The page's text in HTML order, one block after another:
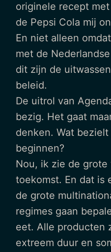
originele recept
de Pepsi Cola mij
En niet alleen
met de
dit zijn de
beleid.
De uitrol van
bezig. Het gaat
denken. Wat
beginnen?
Nou, ik zie de grote
toekomst. En dat is
de grote
regimes gaan
eet. Alle producten
extreem duur en